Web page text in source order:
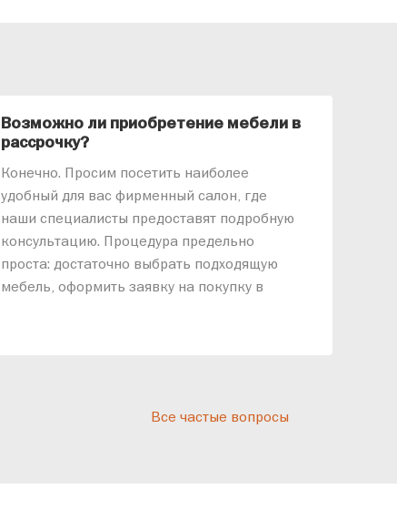
Возможно ли приобретение мебели в
рассрочку?
Конечно. Просим посетить наиболее
удобный для вас фирменный салон, где
наши специалисты предоставят подробную
консультацию. Процедура предельно
проста: достаточно выбрать подходящую
мебель, оформить заявку на покупку в
Все частые вопросы